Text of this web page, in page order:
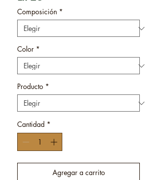
Composición *
Color *
Producto *
Cantidad *
Agregar a carrito